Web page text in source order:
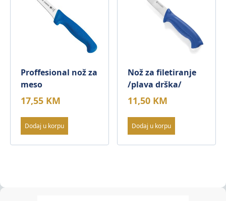
Proffesional nož za
meso
17,55 KM
Dodaj u korpu
Nož za filetiranje
/plava drška/
11,50 KM
Dodaj u korpu